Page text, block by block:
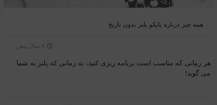
همه چیز درباره پاپکو پلنر بدون تاریخ
4 سال پیش
هر زمانی که مناسب است برنامه ریزی کنید، نه زمانی که پلنر به شما
می گوید!